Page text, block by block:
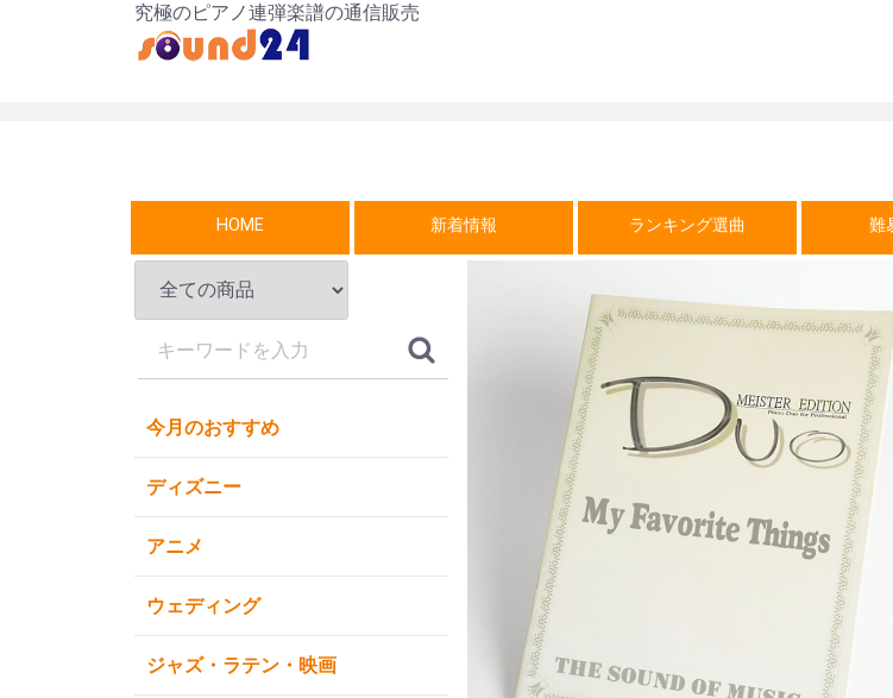
究極のピアノ連弾楽譜の通信販売
HOME 新着情報 ランキング選曲 難
今月のおすすめ
ディズニー
アニメ
ウェディング
ジャズ・ラテン・映画